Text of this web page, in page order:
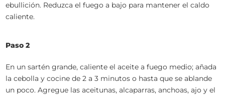
ebullición. Reduzca el fuego a bajo para mantener el caldo
caliente.
Paso 2
En un sartén grande, caliente el aceite a fuego medio; añada
la cebolla y cocine de 2 a 3 minutos o hasta que se ablande
un poco. Agregue las aceitunas, alcaparras, anchoas, ajo y el